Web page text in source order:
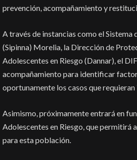
prevención, acompañamiento y
A través de instancias como el
(Sipinna) Morelia, la Dirección de
Adolescentes en Riesgo (Dannar), el
acompañamiento para identificar
oportunamente los casos que
Asimismo, próximamente entrará en
Adolescentes en Riesgo, que
para esta población.